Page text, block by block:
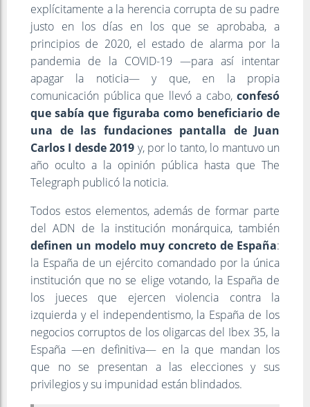
explícitamente a la herencia corrupta de su padre
justo en los días en los que se aprobaba, a
principios de 2020, el estado de alarma por la
pandemia de la COVID-19 —para así intentar
apagar la noticia— y que, en la propia
comunicación pública que llevó a cabo, confesó
que sabía que figuraba como beneficiario de
una de las fundaciones pantalla de Juan
Carlos I desde 2019 y, por lo tanto, lo mantuvo un
año oculto a la opinión pública hasta que The
Telegraph publicó la noticia.
Todos estos elementos, además de formar parte
del ADN de la institución monárquica, también
definen un modelo muy concreto de España:
la España de un ejército comandado por la única
institución que no se elige votando, la España de
los jueces que ejercen violencia contra la
izquierda y el independentismo, la España de los
negocios corruptos de los oligarcas del Ibex 35, la
España —en definitiva— en la que mandan los
que no se presentan a las elecciones y sus
privilegios y su impunidad están blindados.